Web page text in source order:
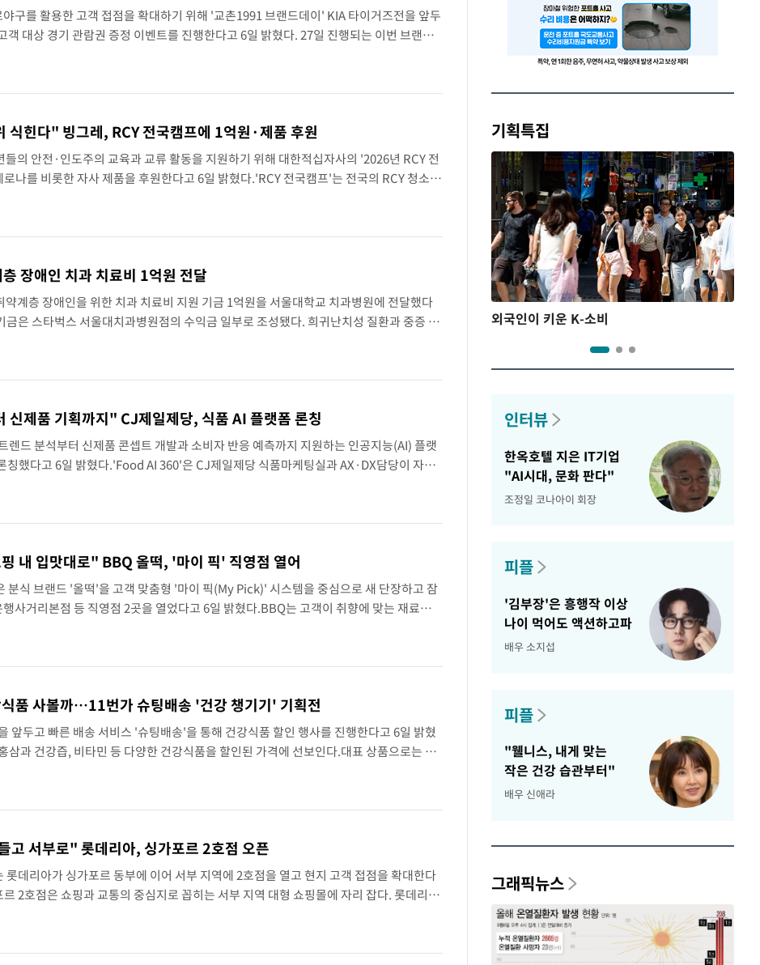
구를 활용한 고객 접점을 확대하기 위해 '교촌1991 브랜드데이' KIA 타이거즈전을 앞두
객 대상 경기 관람권 증정 이벤트를 진행한다고 6일 밝혔다. 27일 진행되는 이번 브랜드
스필드에서 열리는 KIA 타이거즈와 롯데 자이언츠 경기에서 선보인다. 교촌은 이벤트
식힌다" 빙그레, RCY 전국캠프에 1억원·제품 후원
들의 안전·인도주의 교육과 교류 활동을 지원하기 위해 대한적십자사의 '2026년 RCY 전
나를 비롯한 자사 제품을 후원한다고 6일 밝혔다.'RCY 전국캠프'는 전국의 RCY 청소년
체험·교육 프로그램이다. 올해 행사는 지난 5일 시작해 7일까지 국립목포해양대학교와
장애인 치과 치료비 1억원 전달
계층 장애인을 위한 치과 치료비 지원 기금 1억원을 서울대학교 치과병원에 전달했다
금은 스타벅스 서울대치과병원점의 수익금 일부로 조성됐다. 희귀난치성 질환과 중증 장
치과적 수술이 필요한 장애인 환자의 치료 및 수술비로 사용된다. 스타벅스는 2021년 이
신제품 기획까지" CJ제일제당, 식품 AI 플랫폼 론칭
렌드 분석부터 신제품 콘셉트 개발과 소비자 반응 예측까지 지원하는 인공지능(AI) 플랫
칭했다고 6일 밝혔다.'Food AI 360'은 CJ제일제당 식품마케팅실과 AX·DX담당이 자체
인텔리전스 플랫폼이다.실시간 트렌드 분석과 상품 기획·개발, 신제품 평가, 시장 반..
내 입맛대로" BBQ 올떡, '마이 픽' 직영점 열어
분식 브랜드 '올떡'을 고객 맞춤형 '마이 픽(My Pick)' 시스템을 중심으로 새 단장하고 잠
사거리본점 등 직영점 2곳을 열었다고 6일 밝혔다.BBQ는 고객이 취향에 맞는 재료를
볶이를 완성하는 방식으로 올떡의 브랜드 콘셉트와 메뉴 구성을 정비했다.이번에 문을
품 사볼까…11번가 슈팅배송 '건강 챙기기' 기획전
앞두고 빠른 배송 서비스 '슈팅배송'을 통해 건강식품 할인 행사를 진행한다고 6일 밝혔
삼과 건강즙, 비타민 등 다양한 건강식품을 할인된 가격에 선보인다.대표 상품으로는 6년
한 '풍년보감 고려홍삼정 에브리데이100(100포)'을 2만2000원대에, '천양삼 고려홍삼
고 서부로" 롯데리아, 싱가포르 2호점 오픈
롯데리아가 싱가포르 동부에 이어 서부 지역에 2호점을 열고 현지 고객 접점을 확대한다
2호점은 쇼핑과 교통의 중심지로 꼽히는 서부 지역 대형 쇼핑몰에 자리 잡다. 롯데리아
항에 1호점을 연 뒤 약 6개월 만에 운영 지역을 넓히게 됐다.신규 매장에서는 싱가포르
기획특집
외국인이 키운 K-소비
인터뷰
한옥호텔 지은 IT기업
"AI시대, 문화 판다"
조정일 코나아이 회장
피플
'김부장'은 흥행작 이상
나이 먹어도 액션하고파
배우 소지섭
피플
"웰니스, 내게 맞는
작은 건강 습관부터"
배우 신애라
그래픽뉴스